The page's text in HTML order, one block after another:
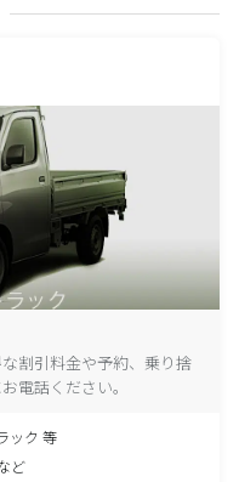
割引料金や予約、乗り捨
電話ください。
ック 等
ど